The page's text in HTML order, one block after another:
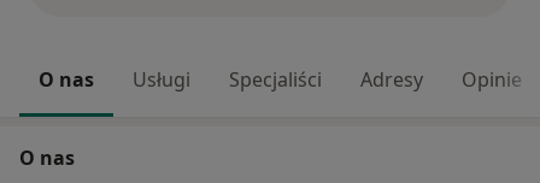
O nas Usługi Specjaliści Adresy Opinie
O nas